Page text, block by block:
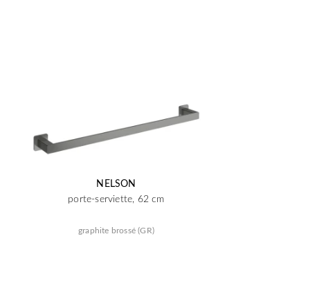
NELSON
porte-serviette, 62 cm
graphite brossé (GR)